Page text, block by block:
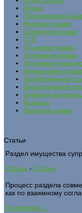
Право
Прокурорский
Римское право
Семейное право
ТГП
Трудовое право
Уголовное право
Уголовный
Финансовое
Хозяйственное
Экологическое
Учебные
Кодексы
Военное право
Статьи
Раздел имущества
Статьи - Статьи
Процесс раздела
как по взаимному
Подробнее...